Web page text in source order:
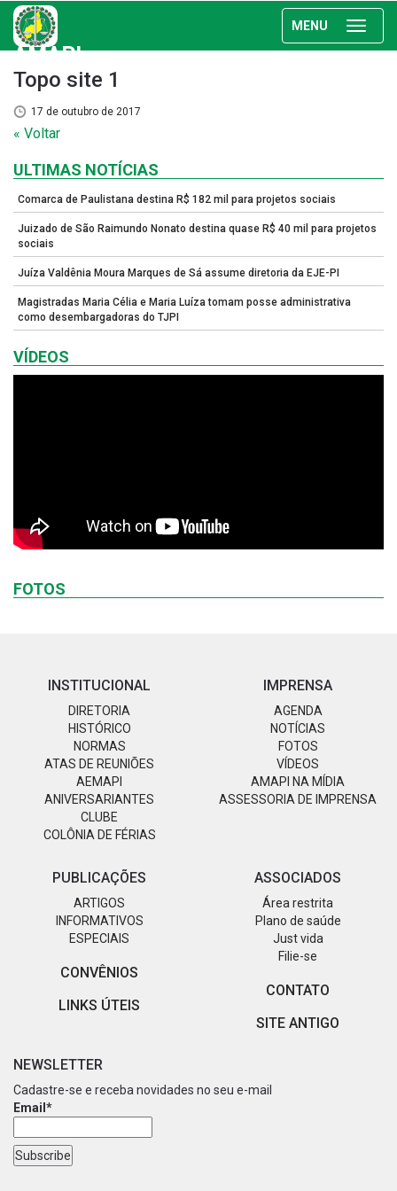
MENU
AMAPI
Topo site 1
17 de outubro de 2017
« Voltar
ULTIMAS NOTÍCIAS
Comarca de Paulistana destina R$ 182 mil para projetos sociais
Juizado de São Raimundo Nonato destina quase R$ 40 mil para projetos
sociais
Juíza Valdênia Moura Marques de Sá assume diretoria da EJE-PI
Magistradas Maria Célia e Maria Luíza tomam posse administrativa
como desembargadoras do TJPI
VÍDEOS
FOTOS
INSTITUCIONAL
DIRETORIA
HISTÓRICO
NORMAS
ATAS DE REUNIÕES
AEMAPI
ANIVERSARIANTES
CLUBE
COLÔNIA DE FÉRIAS
IMPRENSA
AGENDA
NOTÍCIAS
FOTOS
VÍDEOS
AMAPI NA MÍDIA
ASSESSORIA DE IMPRENSA
PUBLICAÇÕES
ARTIGOS
INFORMATIVOS
ESPECIAIS
CONVÊNIOS
LINKS ÚTEIS
ASSOCIADOS
Área restrita
Plano de saúde
Just vida
Filie-se
CONTATO
SITE ANTIGO
NEWSLETTER
Cadastre-se e receba novidades no seu e-mail
Email*